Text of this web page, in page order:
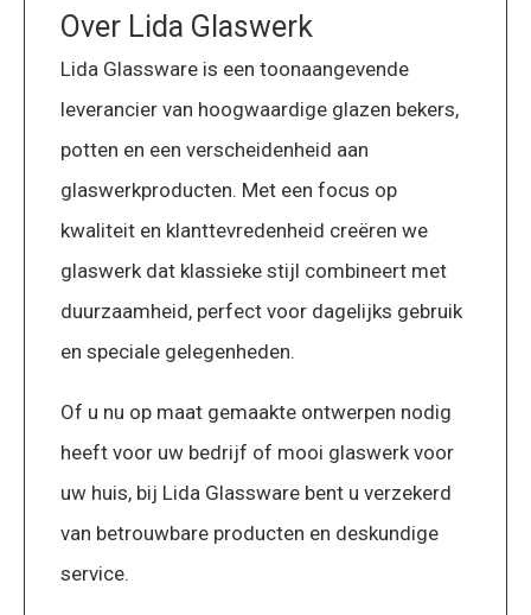
Over Lida Glaswerk
Lida Glassware is een toonaangevende
leverancier van hoogwaardige glazen bekers,
potten en een verscheidenheid aan
glaswerkproducten. Met een focus op
kwaliteit en klanttevredenheid creëren we
glaswerk dat klassieke stijl combineert met
duurzaamheid, perfect voor dagelijks gebruik
en speciale gelegenheden.
Of u nu op maat gemaakte ontwerpen nodig
heeft voor uw bedrijf of mooi glaswerk voor
uw huis, bij Lida Glassware bent u verzekerd
van betrouwbare producten en deskundige
service.